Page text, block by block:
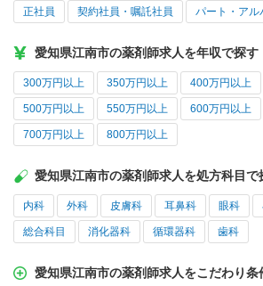
正社員 契約社員・嘱託社員 パート・アル
愛知県江南市の薬剤師求人を年収で探す
300万円以上 350万円以上 400万円以上
500万円以上 550万円以上 600万円以上
700万円以上 800万円以上
愛知県江南市の薬剤師求人を処方科目で
内科 外科 皮膚科 耳鼻科 眼科
総合科目 消化器科 循環器科 歯科
愛知県江南市の薬剤師求人をこだわり条